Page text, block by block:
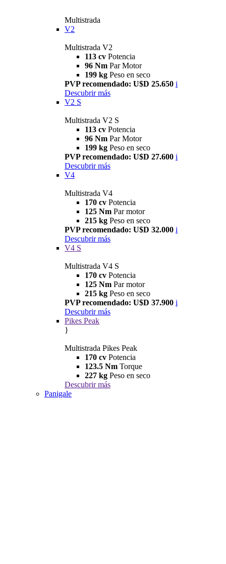
Multistrada
V2
Multistrada V2
113 cv Potencia
96 Nm Par Motor
199 kg Peso en seco
PVP recomendado: U$D 25.650 i
Descubrir más
V2 S
Multistrada V2 S
113 cv Potencia
96 Nm Par Motor
199 kg Peso en seco
PVP recomendado: U$D 27.600 i
Descubrir más
V4
Multistrada V4
170 cv Potencia
125 Nm Par motor
215 kg Peso en seco
PVP recomendado: U$D 32.000 i
Descubrir más
V4 S
Multistrada V4 S
170 cv Potencia
125 Nm Par motor
215 kg Peso en seco
PVP recomendado: U$D 37.900 i
Descubrir más
Pikes Peak
}
Multistrada Pikes Peak
170 cv Potencia
123.5 Nm Torque
227 kg Peso en seco
Descubrir más
Panigale